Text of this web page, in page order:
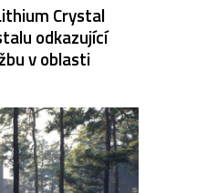
Crystal
odkazující
v oblasti